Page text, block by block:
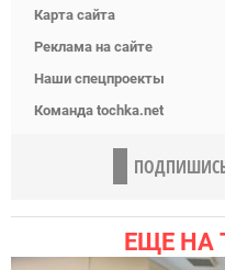
Карта сайта
Реклама на сайте
Наши спецпроекты
Команда tochka.net
ЕЩЕ НА